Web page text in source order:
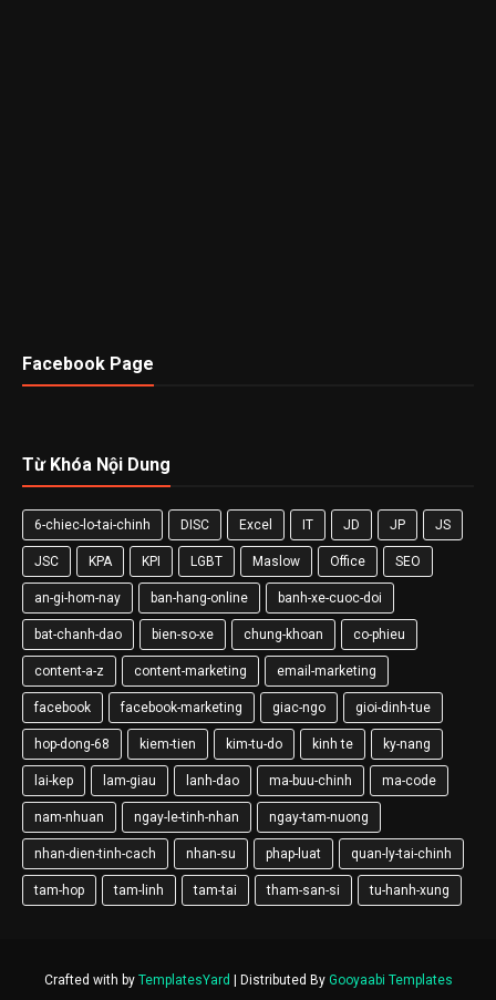
Facebook Page
Từ Khóa Nội Dung
6-chiec-lo-tai-chinh DISC Excel IT JD JP JS
JSC KPA KPI LGBT Maslow Office SEO
an-gi-hom-nay ban-hang-online banh-xe-cuoc-doi
bat-chanh-dao bien-so-xe chung-khoan co-phieu
content-a-z content-marketing email-marketing
facebook facebook-marketing giac-ngo gioi-dinh-tue
hop-dong-68 kiem-tien kim-tu-do kinh te ky-nang
lai-kep lam-giau lanh-dao ma-buu-chinh ma-code
nam-nhuan ngay-le-tinh-nhan ngay-tam-nuong
nhan-dien-tinh-cach nhan-su phap-luat quan-ly-tai-chinh
tam-hop tam-linh tam-tai tham-san-si tu-hanh-xung
Crafted with by TemplatesYard | Distributed By Gooyaabi Templates